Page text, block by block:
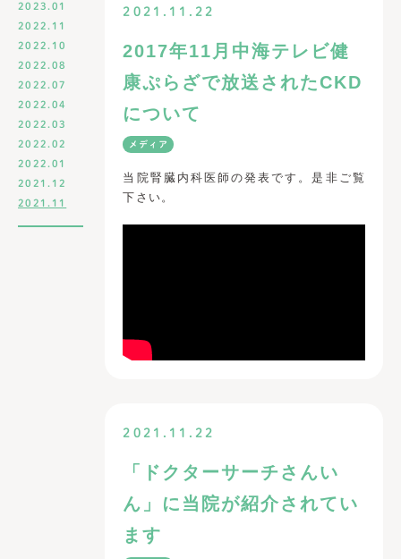
2023.01
2022.11
2022.10
2022.08
2022.07
2022.04
2022.03
2022.02
2022.01
2021.12
2021.11
2021.11.22
2017年11月中海テレビ健
康ぷらざで放送されたCKD
について
メディア
当院腎臓内科医師の発表です。是非ご覧
下さい。
2021.11.22
「ドクターサーチさんい
ん」に当院が紹介されてい
ます